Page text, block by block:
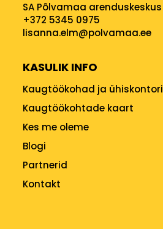
SA Põlvamaa arenduskeskus
+372 5345 0975
lisanna.elm@polvamaa.ee
KASULIK INFO
Kaugtöökohad ja
Kaugtöökohtade kaart
Kes me oleme
Blogi
Partnerid
Kontakt